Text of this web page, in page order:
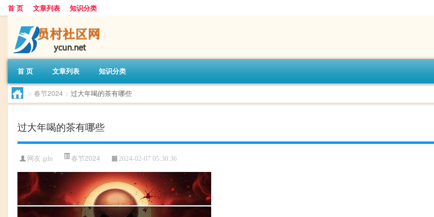
首 页 文章列表 知识分类
首 页 文章列表 知识分类
> 春节2024 > 过大年喝的茶有哪些
过大年喝的茶有哪些
网友:gdn 春节2024 2024-02-07 05:30:36